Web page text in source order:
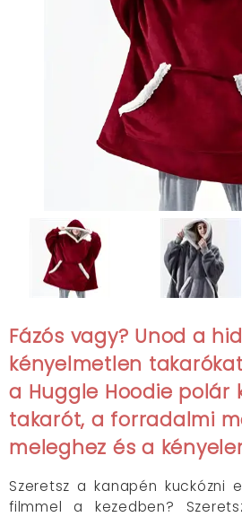
Fázós vagy? Unod a
kényelmetlen
a Huggle Hoodie polár
takarót, a forradalmi
meleghez és a
Szeretsz a kanapén kuckózni
filmmel a kezedben?